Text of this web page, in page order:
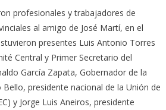
profesionales y trabajadores de
al amigo de José Martí, en el
presentes Luis Antonio Torres
Central y Primer Secretario del
García Zapata, Gobernador de la
Bello, presidente nacional de la Unión de
y Jorge Luis Aneiros, presidente